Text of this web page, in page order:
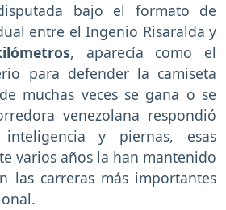
bajo el formato de
entre el Ingenio Risaralda y
, aparecía como el
para defender la camiseta
muchas veces se gana o se
venezolana respondió
inteligencia y piernas, esas
varios años la han mantenido
las carreras más importantes